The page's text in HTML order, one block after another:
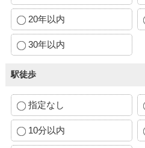
20年以内
30年以内
駅徒歩
指定なし
10分以内